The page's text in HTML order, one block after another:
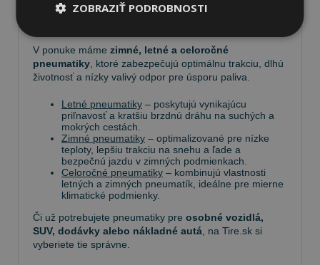
Barum, Matador,Semperit, ako aj ďalších výrobcov:
V ponuke máme zimné, letné a celoročné
pneumatiky , ktoré zabezpečujú optimálnu trakciu, dlhú
životnosť a nízky valivý odpor pre úsporu paliva.
Letné pneumatiky – poskytujú vynikajúcu
priľnavosť a kratšiu brzdnú dráhu na suchých a
mokrých cestách.
Zimné pneumatiky – optimalizované pre nízke
teploty, lepšiu trakciu na snehu a ľade a
bezpečnú jazdu v zimných podmienkach.
Celoročné pneumatiky – kombinujú vlastnosti
letných a zimných pneumatík, ideálne pre mierne
klimatické podmienky.
Či už potrebujete pneumatiky pre osobné vozidlá,
SUV, dodávky alebo nákladné autá , na Tire.sk si
vyberiete tie správne.
ZOBRAZIŤ PODROBNOSTI